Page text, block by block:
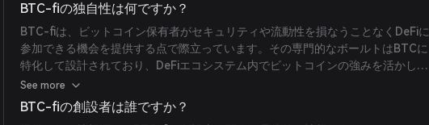
BTC-fiの独自性は何ですか？
BTC-fiは、ビットコイン保有者がセキュリティや流動性を損なうことなくDeFiに
参加できる機会を提供する点で際立っています。その専門的なボールトはBTCに
特化して設計されており、DeFiエコシステム内でビットコインの強みを活かした
カスタマイズされた利回り戦略を提供します。
See more
BTC-fiの創設者は誰ですか？